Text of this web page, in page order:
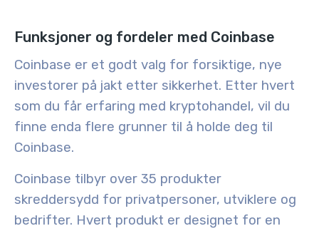
Funksjoner og fordeler med Coinbase
Coinbase er et godt valg for forsiktige, nye
investorer på jakt etter sikkerhet. Etter hvert
som du får erfaring med kryptohandel, vil du
finne enda flere grunner til å holde deg til
Coinbase.
Coinbase tilbyr over 35 produkter
skreddersydd for privatpersoner, utviklere og
bedrifter. Hvert produkt er designet for en